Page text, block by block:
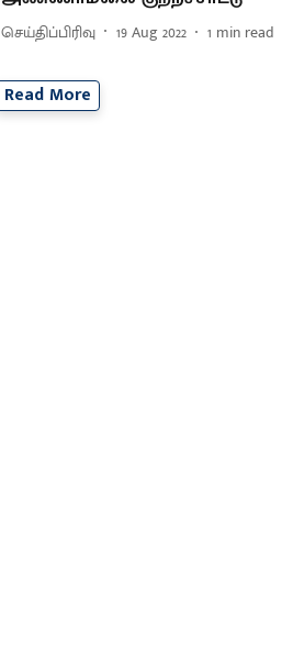
செய்திப்பிரிவு 19 Aug 2022 1 min read
Read More